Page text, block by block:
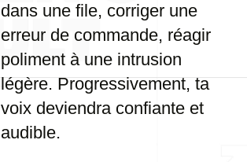
dans une file, corriger une
erreur de commande, réagir
poliment à une intrusion
légère. Progressivement, ta
voix deviendra confiante et
audible.